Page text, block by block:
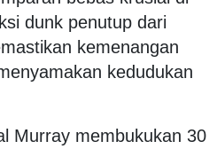
dunk penutup dari
kemenangan
kedudukan
Murray membukukan 30